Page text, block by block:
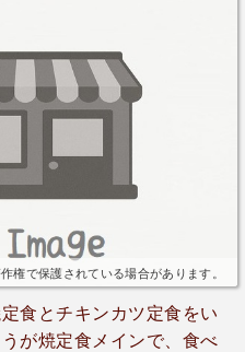
権で保護されている場合があります。
食とチキンカツ定食をい
が焼定食メインで、食べ